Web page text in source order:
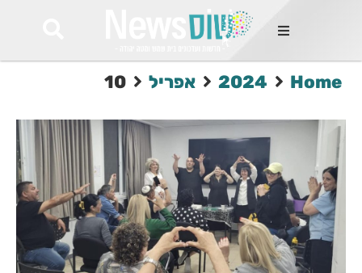
החמות
Et
odio
mauris, wisi
tortor
feugiat
ultricies
Home
2024 אפריל 10